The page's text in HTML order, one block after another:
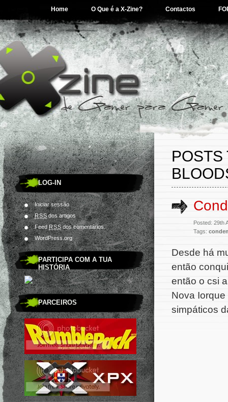
Home O Que é a X-Zine? Contactos
LOG-IN
Iniciar sessão
RSSdos artigos
FeedRSSdos comentários.
WordPress.org
PARTICIPA COM A TUA
HISTÓRIA
PARCEIROS
POSTS
Posted: 29th
Tags:
Desde há
então
então o csi
Nova
simpáticos